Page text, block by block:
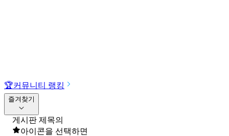
🏆커뮤니티 랭킹
즐겨찾기
게시판 제목의
아이콘을 선택하면